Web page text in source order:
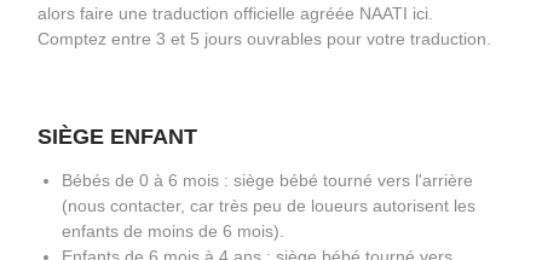
alors faire une traduction officielle agréée NAATI ici.
Comptez entre 3 et 5 jours ouvrables pour votre traduction.
SIÈGE ENFANT
Bébés de 0 à 6 mois : siège bébé tourné vers l'arrière
(nous contacter, car très peu de loueurs autorisent les
enfants de moins de 6 mois).
Enfants de 6 mois à 4 ans : siège bébé tourné vers